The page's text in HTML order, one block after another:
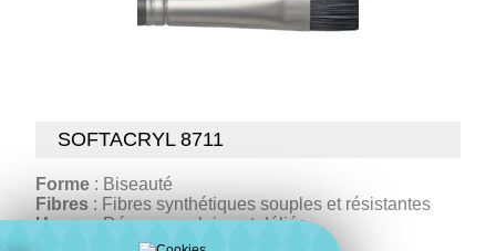
SOFTACRYL 8711
Forme : Biseauté
Fibres : Fibres synthétiques souples et résistantes
Usage: Décors en pleins et déliés